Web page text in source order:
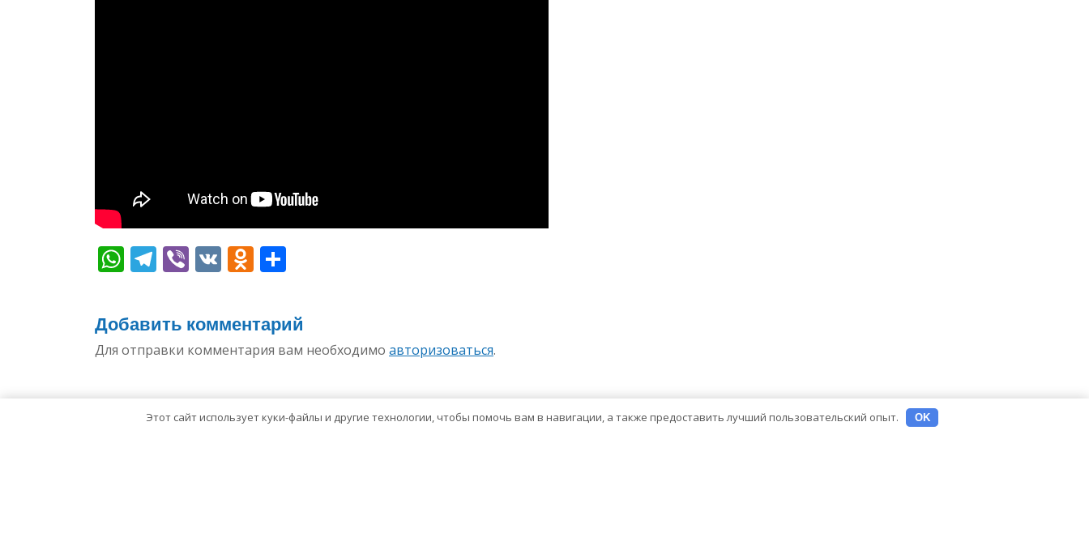
WhatsApp
Telegram
Viber
VK Odnoklassniki
Добавить комментарий
Для отправки комментария вам необходимо авторизоваться.
Этот сайт использует куки-файлы и другие технологии, чтобы помочь вам в навигации, а также предоставить лучший пользовательский опыт. OK